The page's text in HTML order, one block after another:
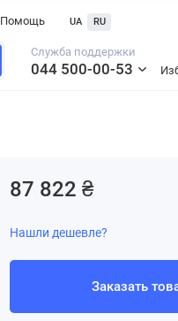
Помощь UA RU
Служба поддержки
044 500-00-53
87 822 ₴
Нашли дешевле?
Заказать